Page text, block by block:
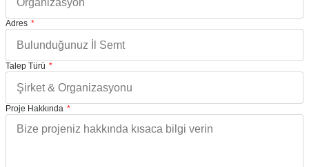
Adres
Talep Türü
Proje Hakkında